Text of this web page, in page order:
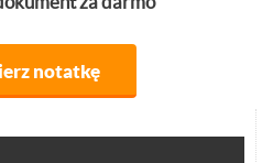
notatkę